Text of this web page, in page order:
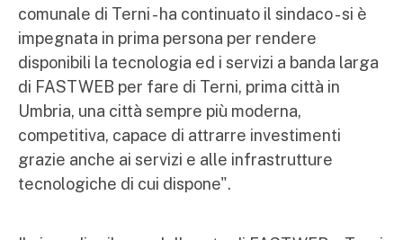
comunale di Terni - ha continuato il sindaco - si è
impegnata in prima persona per rendere
disponibili la tecnologia ed i servizi a banda larga
di FASTWEB per fare di Terni, prima città in
Umbria, una città sempre più moderna,
competitiva, capace di attrarre investimenti
grazie anche ai servizi e alle infrastrutture
tecnologiche di cui dispone".